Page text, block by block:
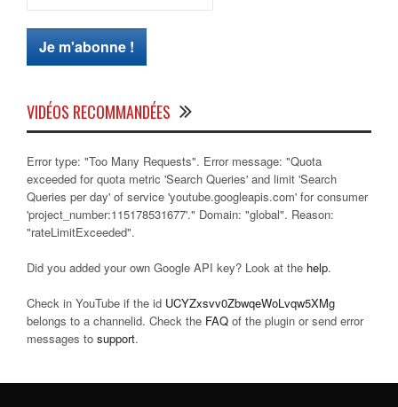
VIDÉOS RECOMMANDÉES
Error type: "Too Many Requests". Error message: "Quota
exceeded for quota metric 'Search Queries' and limit 'Search
Queries per day' of service 'youtube.googleapis.com' for consumer
'project_number:115178531677'." Domain: "global". Reason:
"rateLimitExceeded".
Did you added your own Google API key? Look at the help.
Check in YouTube if the id UCYZxsvv0ZbwqeWoLvqw5XMg
belongs to a channelid. Check the FAQ of the plugin or send error
messages to support.